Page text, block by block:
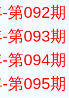
第092
第093
第094
第095